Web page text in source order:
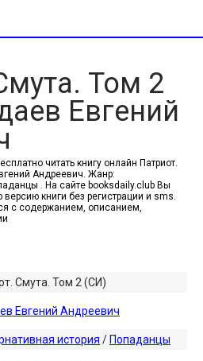
Том 2
Евгений
читать книгу онлайн Патриот.
Андреевич. Жанр:
. На сайте booksdaily.club Вы
книги без регистрации и sms.
с содержанием, описанием,
Смута. Том 2 (СИ)
Евгений Андреевич
история / Попаданцы